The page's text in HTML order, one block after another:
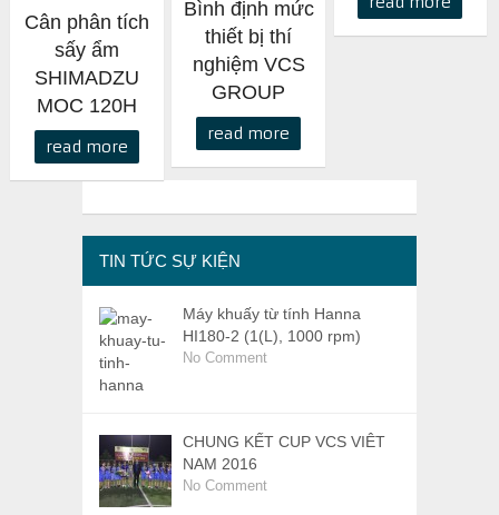
Cân phân tích
sấy ẩm
SHIMADZU
MOC 120H
read more
Bình định mức
thiết bị thí
nghiệm VCS
GROUP
read more
TIN TỨC SỰ KIỆN
Máy khuấy từ tính Hanna
HI180-2 (1(L), 1000 rpm)
No Comment
CHUNG KẾT CUP VCS VIÊT
NAM 2016
No Comment